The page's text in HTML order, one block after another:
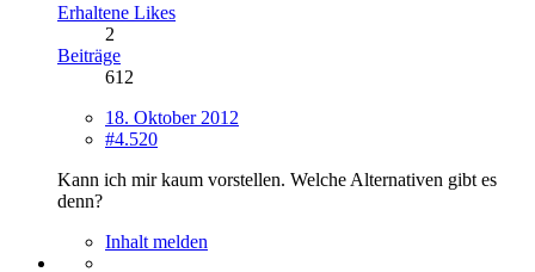
Erhaltene Likes
2
Beiträge
612
18. Oktober 2012
#4.520
Kann ich mir kaum vorstellen. Welche Alternativen gibt es
denn?
Inhalt melden